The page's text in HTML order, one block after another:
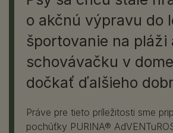
vytvorili PURINA® AdVENTuROS™
psích pochúťok v niekoľkých
neodolateľnou žuvacou
o akčnú výpravu do
športovanie na pláži
schovávačku v
dočkať ďalšieho
Práve pre tieto príležitosti sme
pochúťky PURINA®